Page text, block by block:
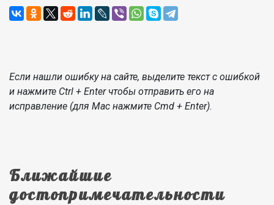
Если нашли ошибку на сайте, выделите текст с ошибкой
и нажмите Ctrl + Enter чтобы отправить его на
исправление (для Mac нажмите Cmd + Enter).
Ближайшие
достопримечательности